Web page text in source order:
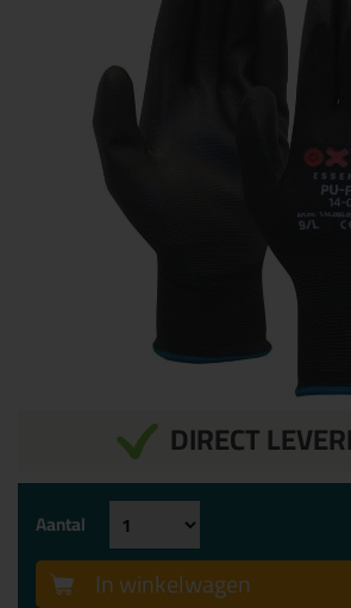
DIRECT
Aantal
In winkelwagen